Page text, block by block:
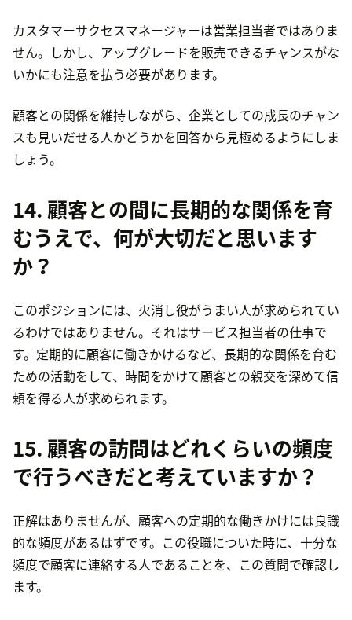
カスタマーサクセスマネージャーは営業担当者ではありま
せん。しかし、アップグレードを販売できるチャンスがな
いかにも注意を払う必要があります。
顧客との関係を維持しながら、企業としての成長のチャン
スも見いだせる人かどうかを回答から見極めるようにしま
しょう。
14. 顧客との間に長期的な関係を育
むうえで、何が大切だと思います
か？
このポジションには、火消し役がうまい人が求められてい
るわけではありません。それはサービス担当者の仕事で
す。定期的に顧客に働きかけるなど、長期的な関係を育む
ための活動をして、時間をかけて顧客との親交を深めて信
頼を得る人が求められます。
15. 顧客の訪問はどれくらいの頻度
で行うべきだと考えていますか？
正解はありませんが、顧客への定期的な働きかけには良識
的な頻度があるはずです。この役職についた時に、十分な
頻度で顧客に連絡する人であることを、この質問で確認し
ます。